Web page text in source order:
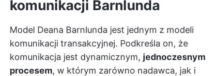
komunikacji Barnlunda
Model Deana Barnlunda jest jednym z modeli
komunikacji transakcyjnej. Podkreśla on, że
komunikacja jest dynamicznym, jednoczesnym
procesem, w którym zarówno nadawca, jak i